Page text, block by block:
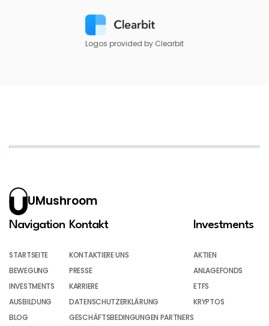
Logos provided by Clearbit
UMushroom
Navigation
STARTSEITE
BEWEGUNG
INVESTMENTS
AUSBILDUNG
BLOG
Kontakt
KONTAKTIERE UNS
PRESSE
KARRIERE
DATENSCHUTZERKLÄRUNG
GESCHÄFTSBEDINGUNGEN PARTNERS
Investments
AKTIEN
ANLAGEFONDS
ETFS
KRYPTOS